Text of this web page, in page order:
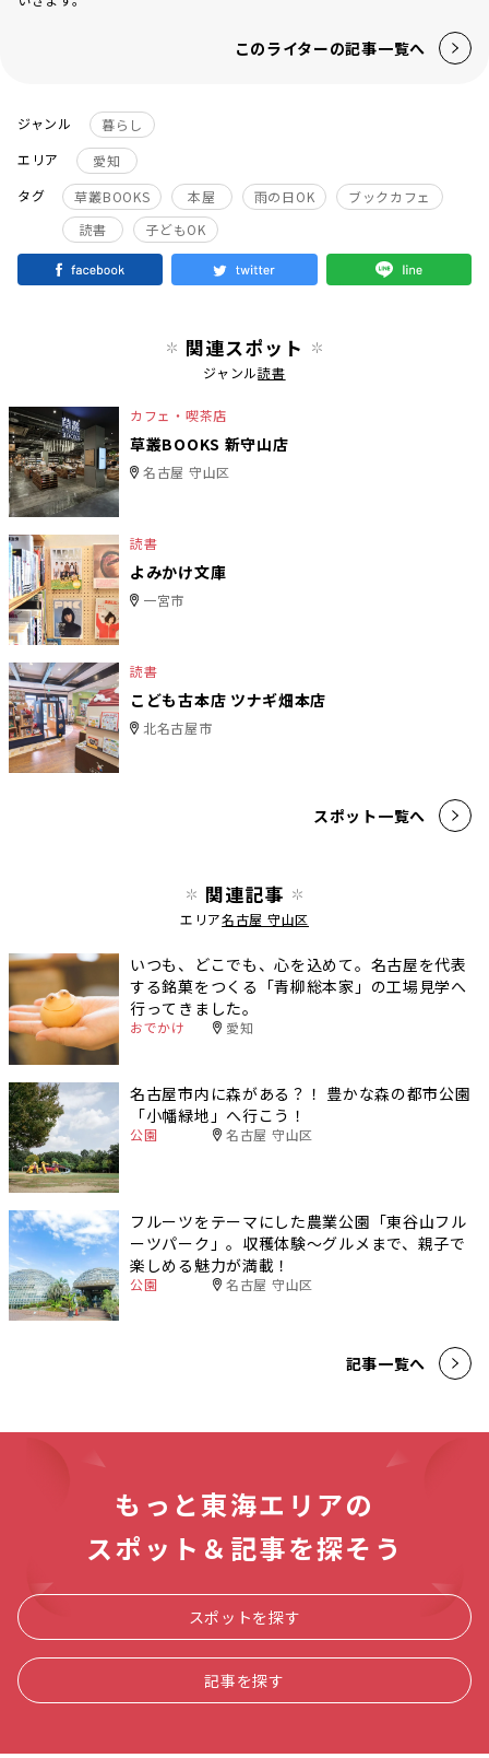
このライターの記事一覧へ
ジャンル
暮らし
エリア
愛知
タグ
草叢BOOKS 本屋 雨の日OK
ブックカフェ
読書
子どもOK
関連スポット
ジャンル読書
カフェ・喫茶店
草叢BOOKS 新守山店
名古屋 守山区
読書
よみかけ文庫
一宮市
読書
こども古本店 ツナギ畑本店
北名古屋市
スポット一覧へ
関連記事
エリア名古屋 守山区
いつも、どこでも、心を込めて。名古屋を代表
する銘菓をつくる「青柳総本家」の工場見学へ
行ってきました。
おでかけ 愛知
名古屋市内に森がある？！ 豊かな森の都市公園
「小幡緑地」へ行こう！
公園 名古屋 守山区
フルーツをテーマにした農業公園「東谷山フル
ーツパーク」。収穫体験〜グルメまで、親子で
楽しめる魅力が満載！
公園 名古屋 守山区
記事一覧へ
もっと東海エリアの
スポット＆記事を探そう
スポットを探す
記事を探す